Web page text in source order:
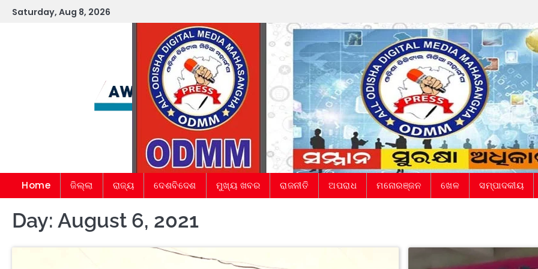
SkipSaturday, Aug 8, 2026
Home ଜିଲ୍ଲା ରାଜ୍ୟ ଦେଶବିଦେଶ ମୁଖ୍ୟ ଖବର ରାଜନୀତି ଅପରାଧ ମନୋରଞ୍ଜନ ଖେଳ ସମ୍ପାଦକୀୟ
Day: August 6, 2021